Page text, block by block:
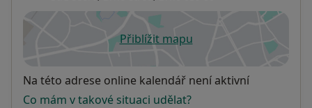
Přiblížit mapuse otevře v nové záložce
Dostupnost
Na této adrese online kalendář není aktivní
Co mám v takové situaci udělat?